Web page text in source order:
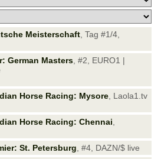
Meisterschaft , Tag #1/4,
German Masters , #2, EURO1 |
Horse Racing: Mysore , Laola1.tv
Horse Racing: Chennai
St. Petersburg , #4, DAZN/$ live